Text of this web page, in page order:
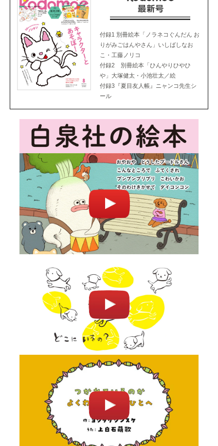
付録1 別冊絵本「ノラネコぐんだん お
りがみごはんやさん」いしばしなお
こ・工藤ノリコ
付録2 別冊絵本「ひんやりひやひ
や」大塚健太・小池壮太／絵
付録3『夏目友人帳』ニャンコ先生シ
ール